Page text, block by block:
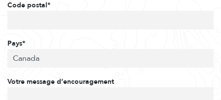
Code postal*
Pays*
Votre message d’encouragement